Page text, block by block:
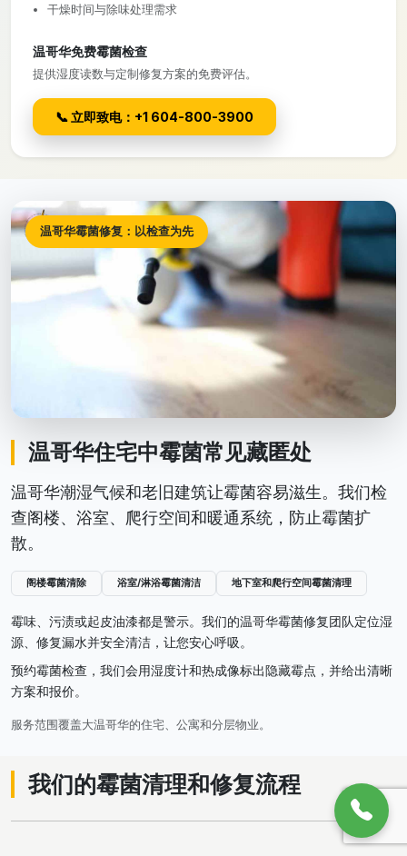
干燥时间与除味处理需求
温哥华免费霉菌检查
提供湿度读数与定制修复方案的免费评估。
📞 立即致电：+1 604-800-3900
温哥华霉菌修复：以检查为先
温哥华住宅中霉菌常见藏匿处
温哥华潮湿气候和老旧建筑让霉菌容易滋生。我们检
查阁楼、浴室、爬行空间和暖通系统，防止霉菌扩
散。
阁楼霉菌清除 浴室/淋浴霉菌清洁 地下室和爬行空间霉菌清理
霉味、污渍或起皮油漆都是警示。我们的温哥华霉菌修复团队定位湿
源、修复漏水并安全清洁，让您安心呼吸。
预约霉菌检查，我们会用湿度计和热成像标出隐藏霉点，并给出清晰
方案和报价。
服务范围覆盖大温哥华的住宅、公寓和分层物业。
我们的霉菌清理和修复流程